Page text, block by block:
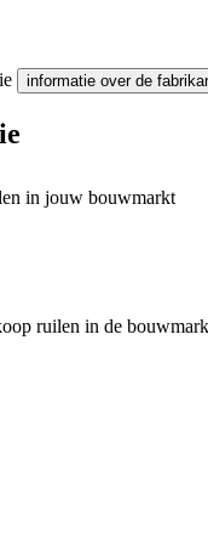
informatie over de
in jouw bouwmarkt
ruilen in de